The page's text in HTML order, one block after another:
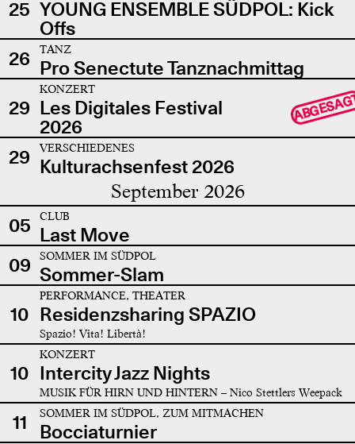
25 YOUNG ENSEMBLE SÜDPOL: Kick
Offs
26
TANZ
Pro Senectute Tanznachmittag
29
KONZERT
Les Digitales Festival
2026
29 VERSCHIEDENES
Kulturachsenfest 2026
September 2026
05 CLUB
Last Move
09
SOMMER IM SÜDPOL
Sommer-Slam
10
PERFORMANCE, THEATER
Residenzsharing SPAZIO
Spazio! Vita! Libertà!
10
KONZERT
Intercity Jazz Nights
MUSIK FÜR HIRN UND HINTERN – Nico Stettlers Weepack
11 SOMMER IM SÜDPOL, ZUM MITMACHEN
Bocciaturnier